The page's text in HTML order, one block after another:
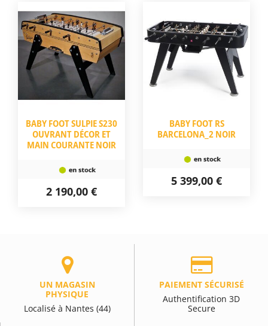
BABY FOOT SULPIE S230
OUVRANT DÉCOR ET
MAIN COURANTE NOIR
2 190,00 €
BABY FOOT RS
BARCELONA_2 NOIR
5 399,00 €
UN MAGASIN
PHYSIQUE
Localisé à Nantes (44)
PAIEMENT SÉCURISÉ
Authentification 3D
Secure